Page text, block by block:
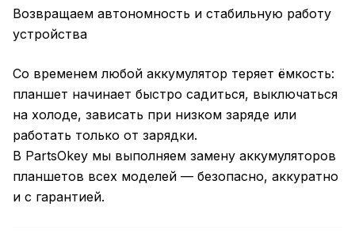
Возвращаем автономность и стабильную работу
устройства
Со временем любой аккумулятор теряет ёмкость:
планшет начинает быстро садиться, выключаться
на холоде, зависать при низком заряде или
работать только от зарядки.
В PartsOkey мы выполняем замену аккумуляторов
планшетов всех моделей — безопасно, аккуратно
и с гарантией.